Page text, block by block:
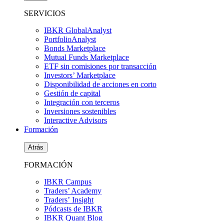
SERVICIOS
IBKR GlobalAnalyst
PortfolioAnalyst
Bonds Marketplace
Mutual Funds Marketplace
ETF sin comisiones por transacción
Investors’ Marketplace
Disponibilidad de acciones en corto
Gestión de capital
Integración con terceros
Inversiones sostenibles
Interactive Advisors
Formación
Atrás
FORMACIÓN
IBKR Campus
Traders’ Academy
Traders’ Insight
Pódcasts de IBKR
IBKR Quant Blog